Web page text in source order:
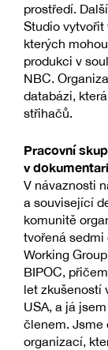
prostředí.
Studio vytvořit
kterých
produkci v
NBC.
databázi,
střihačů.
Pracovní
v
V návaznosti
a související
komunitě
tvořená
Working
BIPOC,
let zkušeností
USA, a já
členem. Jsme
organizací,